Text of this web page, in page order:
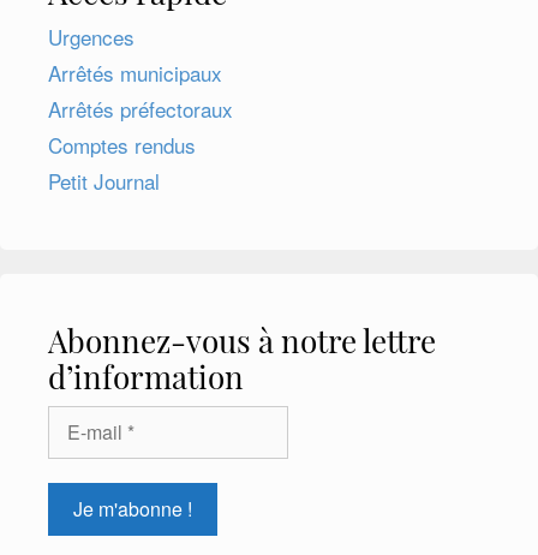
Urgences
Arrêtés municipaux
Arrêtés préfectoraux
Comptes rendus
Petit Journal
Abonnez-vous à notre lettre
d’information